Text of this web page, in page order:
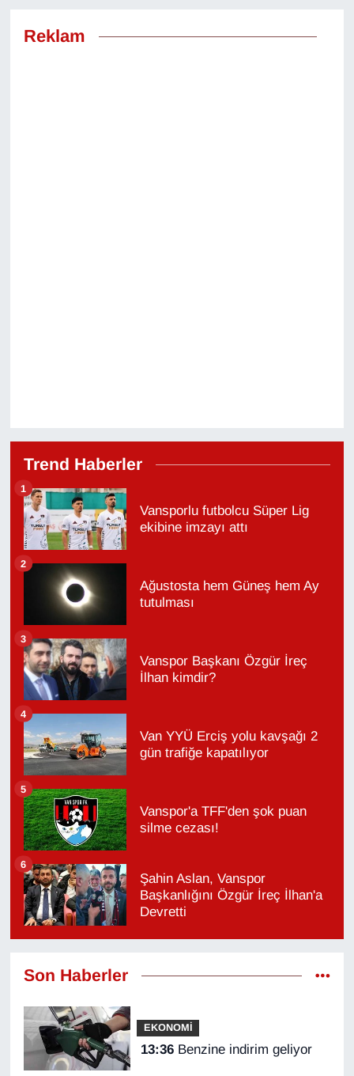
Reklam
Trend Haberler
Vansporlu futbolcu Süper Lig
ekibine imzayı attı
1
Ağustosta hem Güneş hem Ay
tutulması
2
Vanspor Başkanı Özgür İreç
İlhan kimdir?
3
Van YYÜ Erciş yolu kavşağı 2
gün trafiğe kapatılıyor
4
Vanspor'a TFF'den şok puan
silme cezası!
5
Şahin Aslan, Vanspor
Başkanlığını Özgür İreç İlhan'a
Devretti
6
Son Haberler
EKONOMİ
13:36 Benzine indirim geliyor